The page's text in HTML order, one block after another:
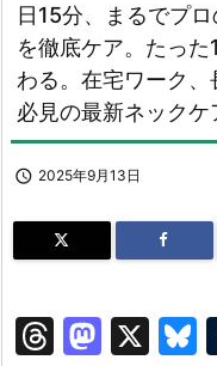
日15分、まるでプ
を徹底ケア。たっ
わる。在宅ワーク
必見の最新ネックケ
 2025年9月13日
T
M X